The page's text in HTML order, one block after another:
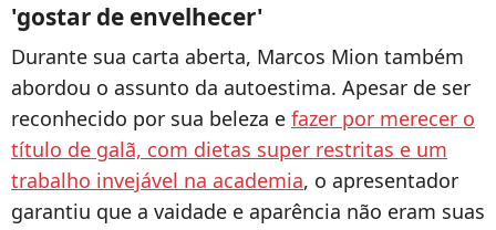
'gostar de envelhecer'
Durante sua carta aberta, Marcos Mion também
abordou o assunto da autoestima. Apesar de ser
reconhecido por sua beleza e fazer por merecer o
título de galã, com dietas super restritas e um
trabalho invejável na academia, o apresentador
garantiu que a vaidade e aparência não eram suas